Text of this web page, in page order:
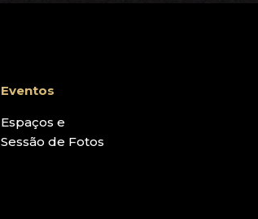
Eventos
Espaços e
Sessão de Fotos